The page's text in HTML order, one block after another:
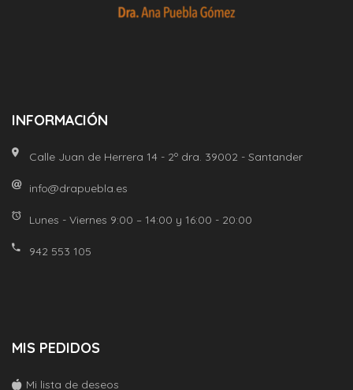
INFORMACIÓN
Calle Juan de Herrera 14 - 2º dra. 39002 - Santander
info@drapuebla.es
Lunes - Viernes 9:00 – 14:00 y 16:00 - 20:00
942 553 105
MIS PEDIDOS
Mi lista de deseos